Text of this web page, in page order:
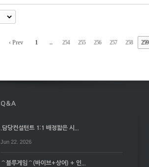
‹ Prev 1 ... 254 255 256 257 258 259
.담당컨설턴트 1:1 배정짧은 시...
Jun 22. 2026
⌒블루게임⌒(바이브+상어) + 인...